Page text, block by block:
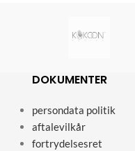
DOKUMENTER
persondata politik
aftalevilkår
fortrydelsesret